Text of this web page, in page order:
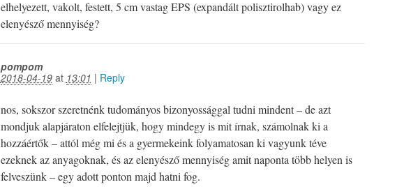
elhelyezett, vakolt, festett, 5 cm vastag EPS (expandált polisztirolhab) vagy ez
elenyésző mennyiség?
pompom
2018-04-19at 13:01 | Reply
nos, sokszor szeretnénk tudományos bizonyossággal tudni mindent – de azt
mondjuk alapjáraton elfelejtjük, hogy mindegy is mit írnak, számolnak ki a
hozzáértők – attól még mi és a gyermekeink folyamatosan ki vagyunk téve
ezeknek az anyagoknak, és az elenyésző mennyiség amit naponta több helyen is
felveszünk – egy adott ponton majd hatni fog.